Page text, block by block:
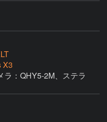
X3
ラ：QHY5-2M、ステラ